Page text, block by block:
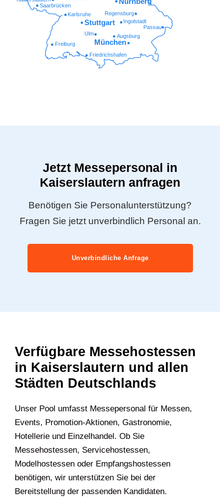
Friedrichshafen
Freiburg
Augsburg
Ulm
Passau
Ingolstadt
Regensburg
Karlsruhe
Saarbrücken
München
Stuttgart
Jetzt Messepersonal in
Kaiserslautern anfragen
Benötigen Sie Personalunterstützung?
Fragen Sie jetzt unverbindlich Personal an.
Unverbindliche Anfrage
Verfügbare Messehostessen
in Kaiserslautern und allen
Städten Deutschlands
U‍nser Pool umfasst Messepersonal für Messen,
Events, Promotion-Aktionen, Gastronomie,
Hotellerie und Einzelhandel. Ob Sie
Messehostessen, Servicehostessen,
Modelhostessen oder Empfangshostessen
benötigen, wir unterstützen Sie bei der
Bereitstellung der passenden Kandidaten.